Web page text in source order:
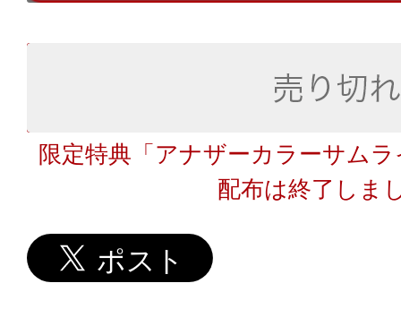
限定特典「アナザーカラーサム
配布は終了しま